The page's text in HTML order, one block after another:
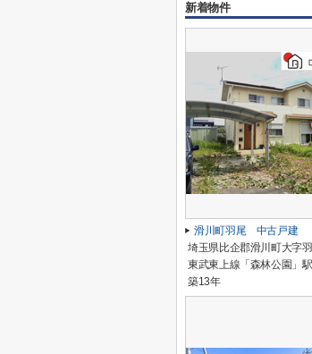
新着物件
滑川町羽尾 中古戸建
埼玉県比企郡滑川町大字
東武東上線「森林公園」
築13年